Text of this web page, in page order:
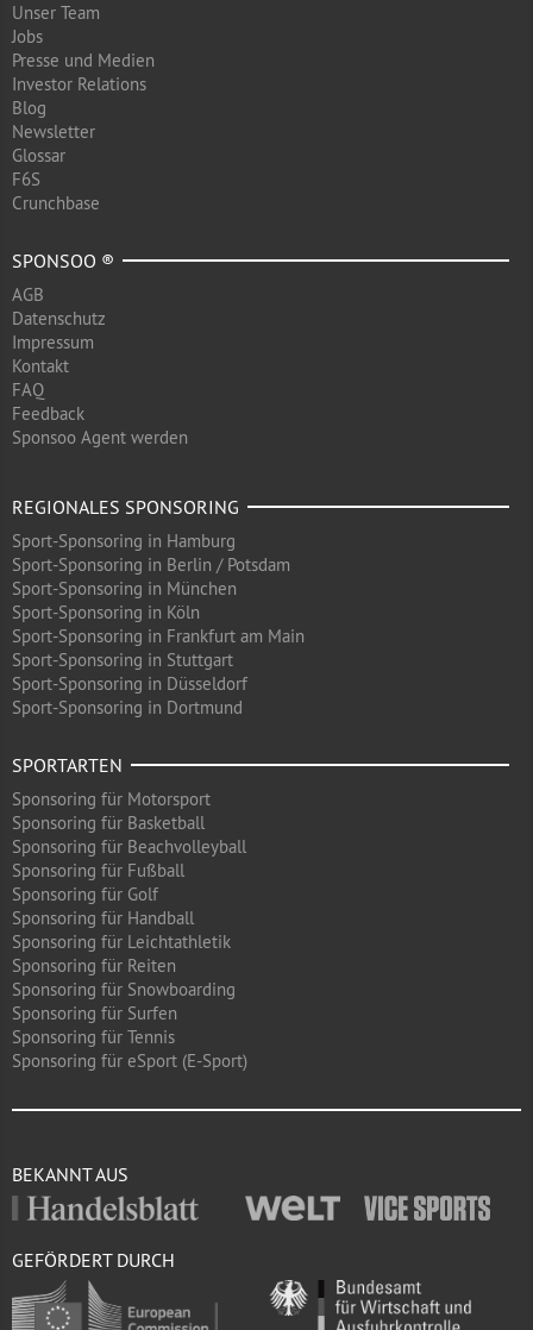
Unser Team
Jobs
Presse und Medien
Investor Relations
Blog
Newsletter
Glossar
F6S
Crunchbase
SPONSOO ®
AGB
Datenschutz
Impressum
Kontakt
FAQ
Feedback
Sponsoo Agent werden
REGIONALES SPONSORING
Sport-Sponsoring in Hamburg
Sport-Sponsoring in Berlin / Potsdam
Sport-Sponsoring in München
Sport-Sponsoring in Köln
Sport-Sponsoring in Frankfurt am Main
Sport-Sponsoring in Stuttgart
Sport-Sponsoring in Düsseldorf
Sport-Sponsoring in Dortmund
SPORTARTEN
Sponsoring für Motorsport
Sponsoring für Basketball
Sponsoring für Beachvolleyball
Sponsoring für Fußball
Sponsoring für Golf
Sponsoring für Handball
Sponsoring für Leichtathletik
Sponsoring für Reiten
Sponsoring für Snowboarding
Sponsoring für Surfen
Sponsoring für Tennis
Sponsoring für eSport (E-Sport)
BEKANNT AUS
GEFÖRDERT DURCH